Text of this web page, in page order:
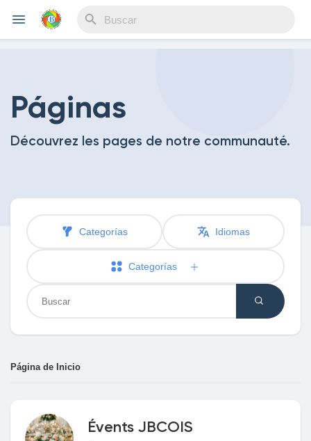
My Events
Discover Blogs
My Products
Páginas
Découvrez les pages de notre communauté.
Categorías Idiomas
Categorías
Página de Inicio
Évents JBCOIS